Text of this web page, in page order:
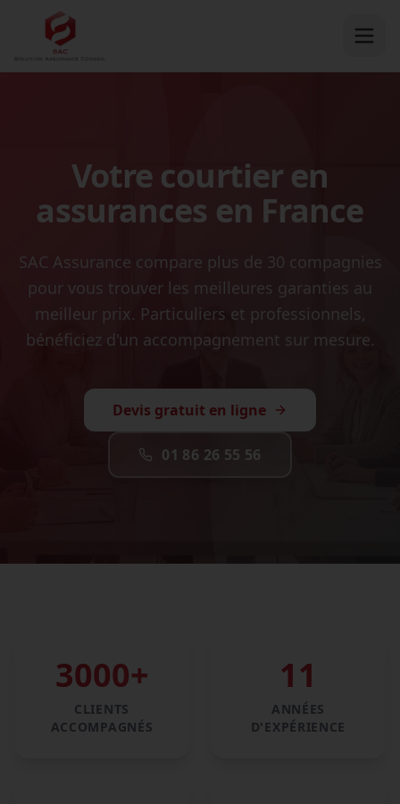
Votre courtier en
assurances en France
SAC Assurance compare plus de 30 compagnies
pour vous trouver les meilleures garanties au
meilleur prix. Particuliers et professionnels,
bénéficiez d'un accompagnement sur mesure.
Devis gratuit en ligne
01 86 26 55 56
3000+
CLIENTS
ACCOMPAGNÉS
11
ANNÉES
D'EXPÉRIENCE